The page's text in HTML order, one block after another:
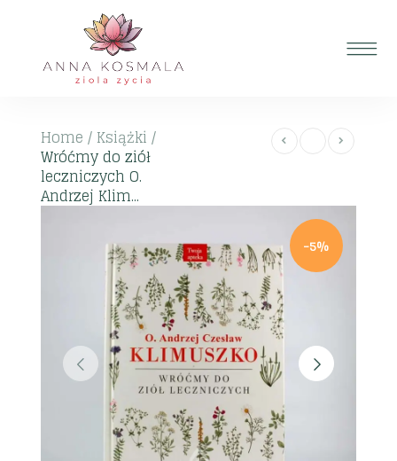
Home / Książki /
Wróćmy do ziół
leczniczych O.
Andrzej Klim...
-5%